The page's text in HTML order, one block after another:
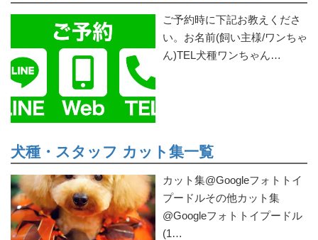
ご予約時に下記お教えくださ
い。お名前(飼い主様/ワンちゃ
ん)TEL犬種ワンちゃん…
犬種・スタッフ カット集一覧
カット集@Googleフォトトイ
プードルその他カット集
@Googleフォトトイプードル
(1…